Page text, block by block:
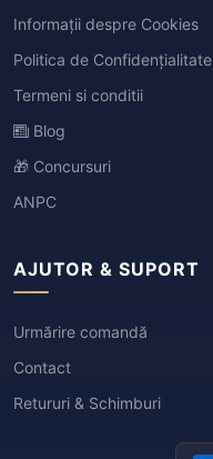
Informații despre Cookies
Politica de Confidențialitate
Termeni si conditii
Blog
🎁 Concursuri
ANPC
AJUTOR & SUPORT
Urmărire comandă
Contact
Retururi & Schimburi